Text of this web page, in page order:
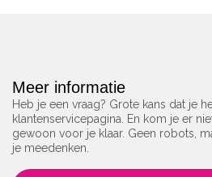
Meer informatie
Heb je een vraag? Grote kans dat je
klantenservicepagina. En kom je er
gewoon voor je klaar. Geen robots,
je meedenken.